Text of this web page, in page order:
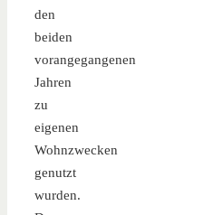
den
beiden
vorangegangenen
Jahren
zu
eigenen
Wohnzwecken
genutzt
wurden.